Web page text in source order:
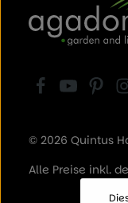
© 2026 Quintus
Alle Preise inkl.